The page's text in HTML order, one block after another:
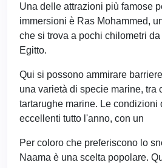
Una delle attrazioni più famose
immersioni è Ras Mohammed,
che si trova a pochi chilometri
Egitto.
Qui si possono ammirare
una varietà di specie marine, tra
tartarughe marine. Le condizioni
eccellenti tutto l'anno, con un
Per coloro che preferiscono lo
Naama è una scelta popolare.